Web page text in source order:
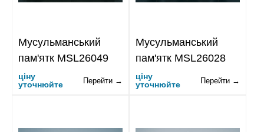
Мусульманський
пам'ятк MSL26049
ціну
уточнюйте
Перейти →
Мусульманський
пам'ятк MSL26028
ціну
уточнюйте
Перейти →